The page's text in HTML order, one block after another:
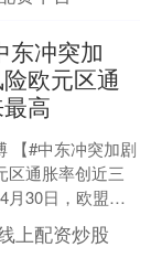
东冲突加
欧元区通
高
【#中东冲突加剧
区通胀率创近三
月30日，欧盟统
，欧元区经济
上配资炒股